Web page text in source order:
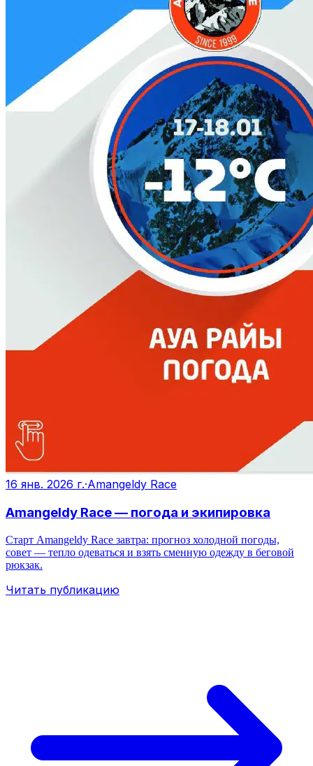
16 янв. 2026 г.·Amangeldy Race
Amangeldy Race — погода и экипировка
Старт Amangeldy Race завтра: прогноз холодной погоды,
совет — тепло одеваться и взять сменную одежду в беговой
рюкзак.
Читать публикацию